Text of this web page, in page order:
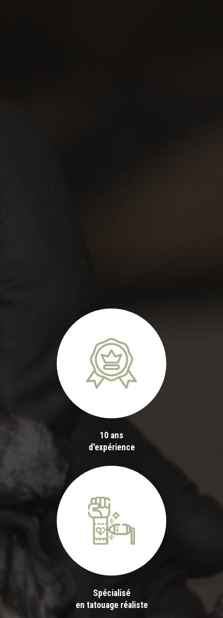
10 ans
d'expérience
Spécialisé
en tatouage réaliste